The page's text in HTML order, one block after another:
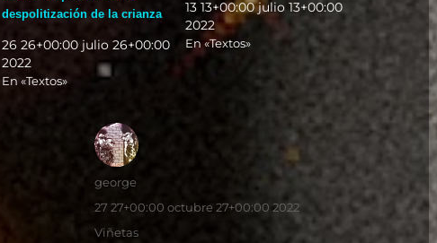
despolitización de la crianza
26 26+00:00 julio 26+00:00
2022
En «Textos»
13 13+00:00 julio 13+00:00
2022
En «Textos»
Autor
george
Publicado
el
27 27+00:00 octubre 27+00:00 2022
Categorías
Viñetas